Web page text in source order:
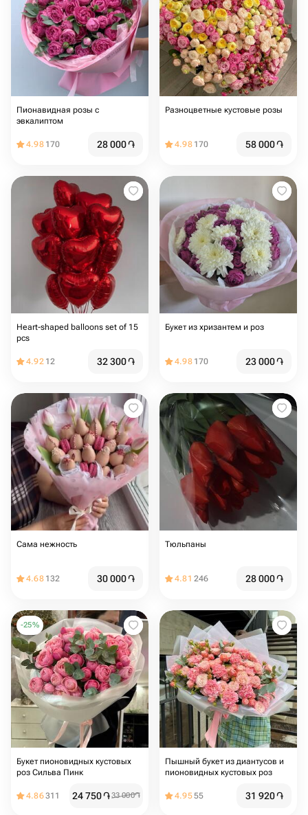
Пионавидная розы с
эвкалиптом
4.98 170 28 000֏
Разноцветные кустовые розы
4.98 170 58 000֏
Heart-shaped balloons set of 15
pcs️
4.92 12 32 300֏
Букет из хризантем и роз
4.98 170 23 000֏
Сама нежность
4.68 132 30 000֏
Тюльпаны
4.81 246 28 000֏
-25%
Букет пионовидных кустовых
роз Сильва Пинк
4.86311 24 750֏33 000֏
Пышный букет из диантусов и
пионовидных кустовых роз
4.9555 31 920֏